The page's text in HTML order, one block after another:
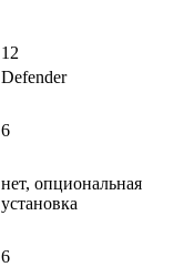
12
Defender
6
нет, опциональная
установка
6